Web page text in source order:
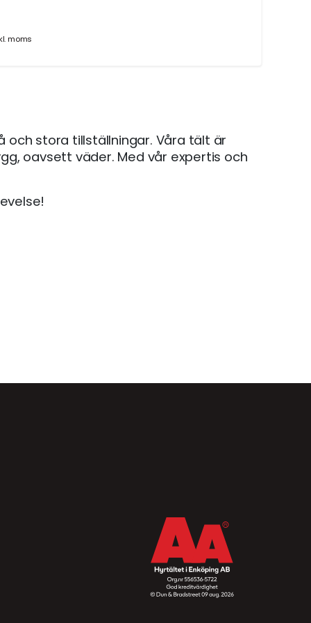
moms
stora tillställningar. Våra tält är
oavsett väder. Med vår expertis och